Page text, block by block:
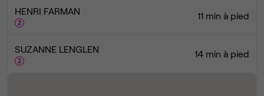
HENRI FARMAN 11 min à pied
SUZANNE LENGLEN 14 min à pied